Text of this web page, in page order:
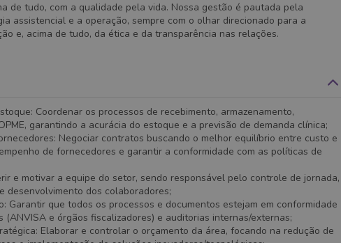
de tudo, com a qualidade pela vida. Nossa gestão é pautada pela
assistencial e a operação, sempre com o olhar direcionado para a
e, acima de tudo, da ética e da transparência nas relações.
Coordenar os processos de recebimento, armazenamento,
garantindo a acurácia do estoque e a previsão de demanda clínica;
Negociar contratos buscando o melhor equilíbrio entre custo e
de fornecedores e garantir a conformidade com as políticas de
e motivar a equipe do setor, sendo responsável pelo controle de jornada,
desenvolvimento dos colaboradores;
Garantir que todos os processos e documentos estejam em conformidade
(ANVISA e órgãos fiscalizadores) e auditorias internas/externas;
Elaborar e controlar o orçamento da área, focando na redução de